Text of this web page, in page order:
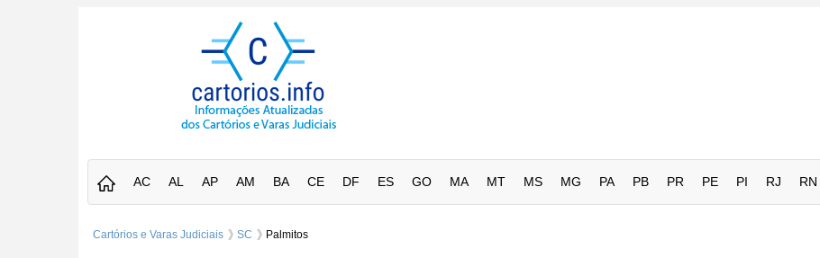
AC AL AP AM BA CE DF ES GO MA MT MS MG PA PB PR PE PI RJ RN
Cartórios e Varas Judiciais SC Palmitos